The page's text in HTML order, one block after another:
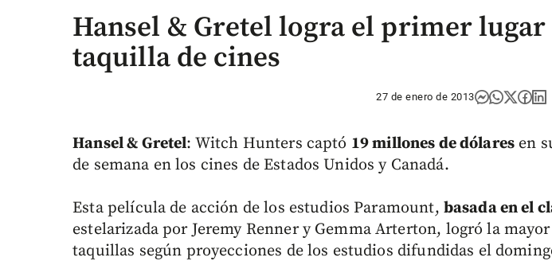
Hansel & Gretel logra el primer lugar
taquilla de cines
27 de enero de 2013
Hansel & Gretel: Witch Hunters captó 19 millones de dólares en
de semana en los cines de Estados Unidos y Canadá.
Esta película de acción de los estudios Paramount, basada en el
estelarizada por Jeremy Renner y Gemma Arterton, logró la
taquillas según proyecciones de los estudios difundidas el